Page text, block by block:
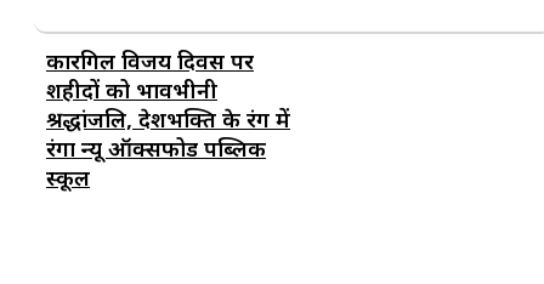
कारगिल विजय दिवस पर
शहीदों को भावभीनी
श्रद्धांजलि, देशभक्ति के रंग में
रंगा न्यू ऑक्सफोर्ड पब्लिक
स्कूल